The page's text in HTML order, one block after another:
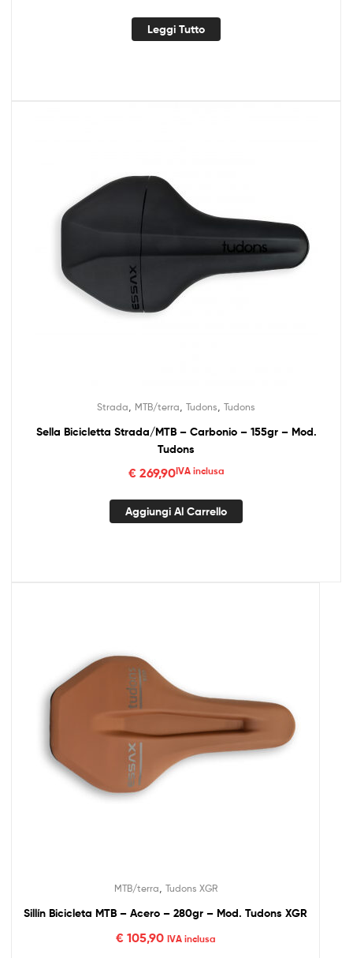
Leggi Tutto
Strada MTB/terra Tudons Tudons
Sella Bicicletta Strada/MTB – Carbonio – 155gr – Mod.
Tudons
€269,90IVA inclusa
Aggiungi Al Carrello
MTB/terra Tudons XGR
Sillín Bicicleta MTB – Acero – 280gr – Mod. Tudons XGR
€105,90 IVA inclusa